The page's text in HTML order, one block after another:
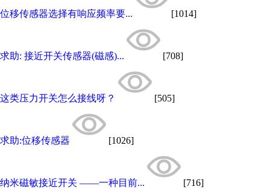
位移传感器选择有响应频率要... [1014]
求助: 接近开关传感器(磁感)... [708]
这类压力开关怎么接线呀？ [505]
求助:位移传感器 [1026]
纳米磁敏接近开关 ——一种目前... [716]